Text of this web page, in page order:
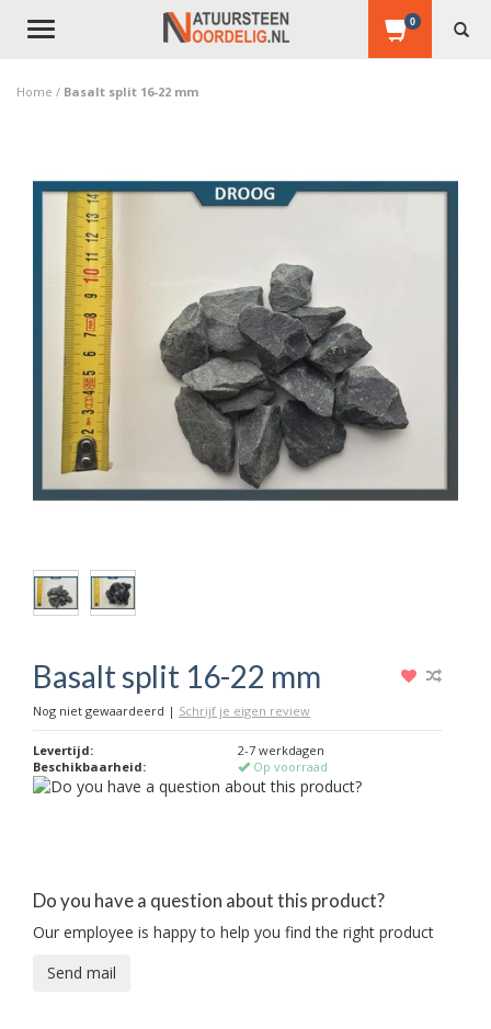
Toggle
0
Home / Basalt split 16-22 mm
Basalt split 16-22 mm
Nog niet gewaardeerd | Schrijf je eigen review
Levertijd:
2-7 werkdagen
Beschikbaarheid:
Op voorraad
Do you have a question about this product?
Our employee is happy to help you find the right product
Send mail